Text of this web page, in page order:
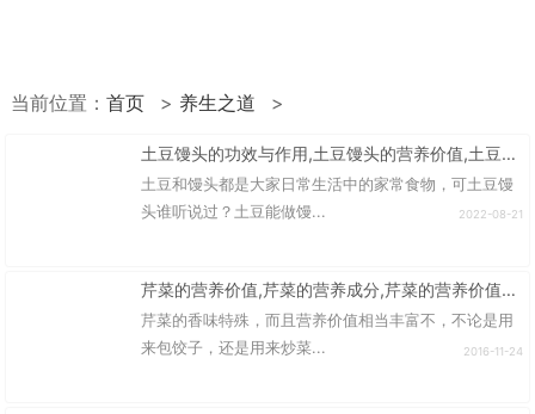
当前位置： 首页 > 养生之道 >
土豆馒头的功效与作用,土豆馒头的营养价值,土豆馒头有什么功效
土豆和馒头都是大家日常生活中的家常食物，可土豆馒
头谁听说过？土豆能做馒...
2022-08-21
芹菜的营养价值,芹菜的营养成分,芹菜的营养价值和功效
芹菜的香味特殊，而且营养价值相当丰富不，不论是用
来包饺子，还是用来炒菜...
2016-11-24